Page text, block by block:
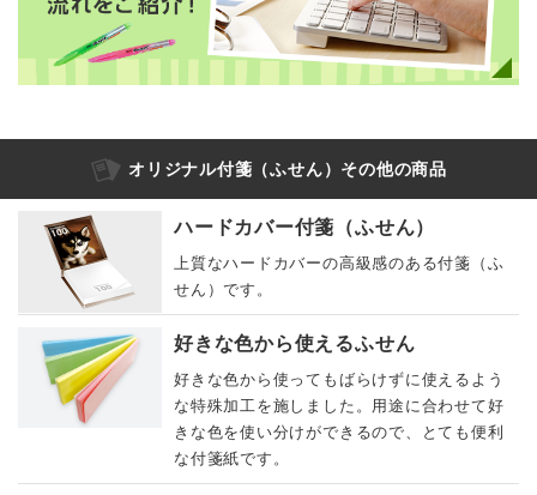
オリジナル付箋（ふせん）その他の商品
ハードカバー付箋（ふせん）
上質なハードカバーの高級感のある付箋（ふ
せん）です。
好きな色から使えるふせん
好きな色から使ってもばらけずに使えるよう
な特殊加工を施しました。用途に合わせて好
きな色を使い分けができるので、とても便利
な付箋紙です。